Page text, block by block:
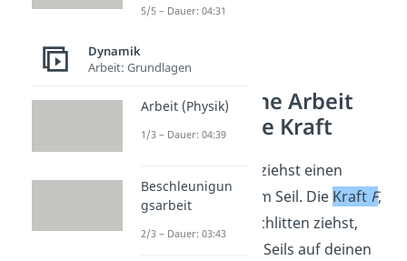
Mechanische Arbeit
und schräge Kraft
Stelle dir vor, du ziehst einen
Schlitten an einem Seil. Die Kraft F,
mit der du den Schlitten ziehst,
wird entlang des Seils auf deinen
5/5 – Dauer: 04:31
Dynamik
Arbeit: Grundlagen
Arbeit (Physik)
1/3 – Dauer: 04:39
Beschleunigun
gsarbeit
2/3 – Dauer: 03:43